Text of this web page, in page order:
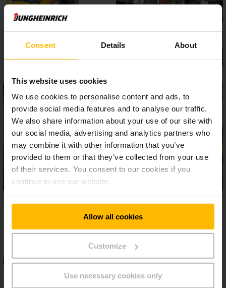
Consent Details About
This website uses cookies
We use cookies to personalise content and ads, to
provide social media features and to analyse our traffic.
We also share information about your use of our site with
our social media, advertising and analytics partners who
may combine it with other information that you’ve
provided to them or that they’ve collected from your use
of their services. You consent to our cookies if you
continue to use our website.
Allow all cookies
Customize
Use necessary cookies only
accessibles, offre un confort de conduite élevé. Les
systèmes d’assistance comme les feux de circulation
diurnes DayLED, le Floor-Spot ou le curveCONTROL en option